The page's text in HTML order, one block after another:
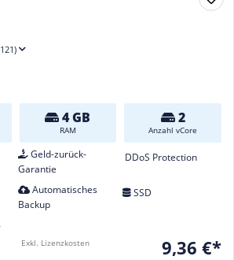
4 GB
RAM
2
Anzahl vCore
Geld-zurück-
Garantie
DDoS Protection
Automatisches
Backup
SSD
9,36 €*
Exkl. Lizenzkosten